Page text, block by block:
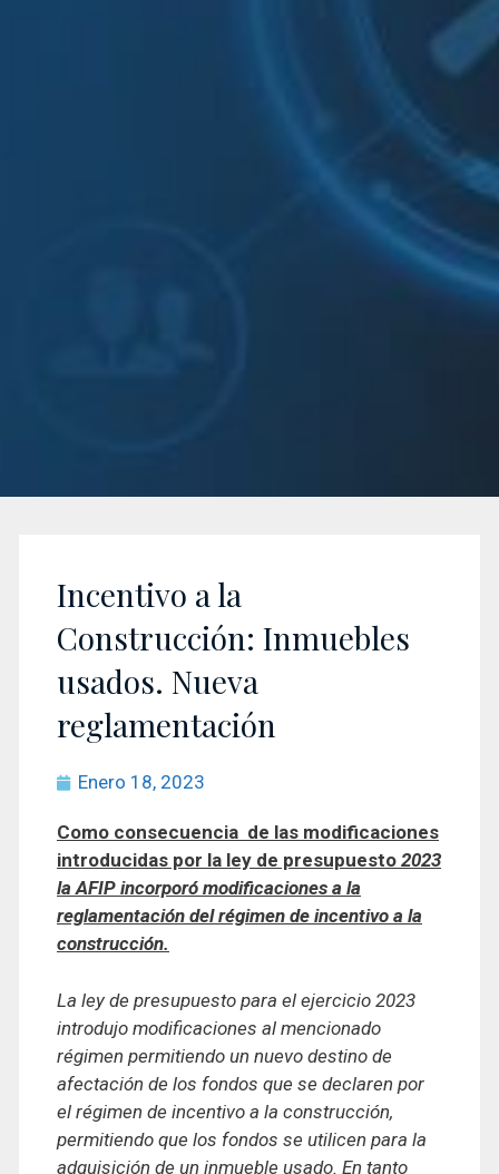
Incentivo a la
Construcción: Inmuebles
usados. Nueva
reglamentación
Enero 18, 2023
Como consecuencia de las modificaciones
introducidas por la ley de presupuesto 2023
la AFIP incorporó modificaciones a la
reglamentación del régimen de incentivo a la
construcción.
La ley de presupuesto para el ejercicio 2023
introdujo modificaciones al mencionado
régimen permitiendo un nuevo destino de
afectación de los fondos que se declaren por
el régimen de incentivo a la construcción,
permitiendo que los fondos se utilicen para la
adquisición de un inmueble usado. En tanto